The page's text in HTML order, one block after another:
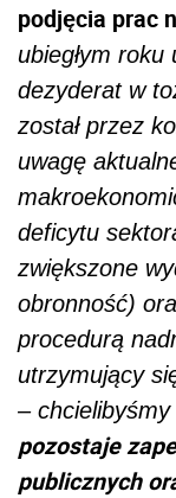
podjęcia prac
ubiegłym
dezyderat w
został przez
uwagę
deficytu
zwiększone
obronność)
procedurą
utrzymujący
–
pozostaje
publicznych